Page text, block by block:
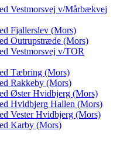
Vestmorsvej v/Mårbækvej
Fjallerslev (Mors)
Outrupstræde (Mors)
Vestmorsvej v/TOR
Tæbring (Mors)
Rakkeby (Mors)
Øster Hvidbjerg (Mors)
Hvidbjerg Hallen (Mors)
Vester Hvidbjerg (Mors)
Karby (Mors)